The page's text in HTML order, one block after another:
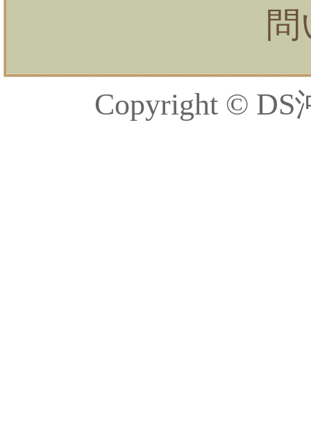
Copyright © DS